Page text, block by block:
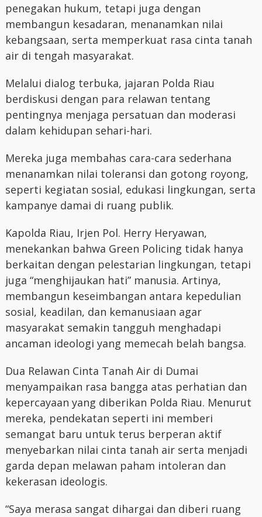
penegakan hukum, tetapi juga dengan
membangun kesadaran, menanamkan nilai
kebangsaan, serta memperkuat rasa cinta tanah
air di tengah masyarakat.
Melalui dialog terbuka, jajaran Polda Riau
berdiskusi dengan para relawan tentang
pentingnya menjaga persatuan dan moderasi
dalam kehidupan sehari-hari.
Mereka juga membahas cara-cara sederhana
menanamkan nilai toleransi dan gotong royong,
seperti kegiatan sosial, edukasi lingkungan, serta
kampanye damai di ruang publik.
Kapolda Riau, Irjen Pol. Herry Heryawan,
menekankan bahwa Green Policing tidak hanya
berkaitan dengan pelestarian lingkungan, tetapi
juga “menghijaukan hati” manusia. Artinya,
membangun keseimbangan antara kepedulian
sosial, keadilan, dan kemanusiaan agar
masyarakat semakin tangguh menghadapi
ancaman ideologi yang memecah belah bangsa.
Dua Relawan Cinta Tanah Air di Dumai
menyampaikan rasa bangga atas perhatian dan
kepercayaan yang diberikan Polda Riau. Menurut
mereka, pendekatan seperti ini memberi
semangat baru untuk terus berperan aktif
menyebarkan nilai cinta tanah air serta menjadi
garda depan melawan paham intoleran dan
kekerasan ideologis.
“Saya merasa sangat dihargai dan diberi ruang